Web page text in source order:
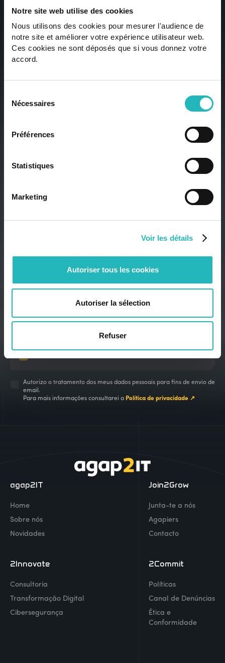
Notre site web utilise des cookies
Nous utilisons des cookies pour mesurer l'audience de
notre site et améliorer votre expérience utilisateur web.
Ces cookies ne sont déposés que si vous donnez votre
accord.
Nécessaires
Préférences
Statistiques
Marketing
Voir les détails
Autoriser tous les cookies
Autoriser la sélection
Refuser
OU FAZER PARTE DA
INOVAÇÃO? VAMOS
Os nossos profissionais de topo estão prontos para
THINK2MORROW
Autorizo o tratamento dos meus dados pessoais para fins de envio de
email.
Para mais informações consultarei a Política de privacidade ↗
agap2IT
Home
Sobre nós
Novidades
Join2Grow
Junta-te a nós
Agapiers
Contacto
2Innovate
Consultoria
Transformação Digital
Cibersegurança
2Commit
Políticas
Canal de Denúncias
Ética e
Conformidade